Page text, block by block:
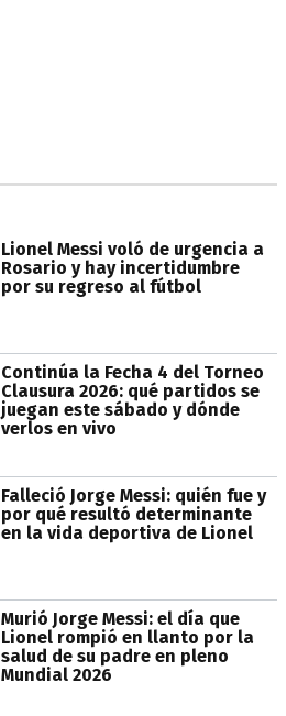
Lionel Messi voló de urgencia a
Rosario y hay incertidumbre
por su regreso al fútbol
Continúa la Fecha 4 del Torneo
Clausura 2026: qué partidos se
juegan este sábado y dónde
verlos en vivo
Falleció Jorge Messi: quién fue y
por qué resultó determinante
en la vida deportiva de Lionel
Murió Jorge Messi: el día que
Lionel rompió en llanto por la
salud de su padre en pleno
Mundial 2026